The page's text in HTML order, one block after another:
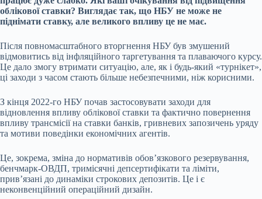
облікової ставки? Виглядає так, що НБУ не може не
піднімати ставку, але великого впливу це не має.
Після повномасштабного вторгнення НБУ був змушений
відмовитись від інфляційного таргетування та плаваючого курсу.
Це дало змогу втримати ситуацію, але, як і будь-який «турнікет»,
ці заходи з часом стають більше небезпечними, ніж корисними.
З кінця 2022-го НБУ почав застосовувати заходи для
відновлення впливу облікової ставки та фактично повернення
впливу трансмісії на ставки банків, гривневих запозичень уряду
та мотиви поведінки економічних агентів.
Це, зокрема, зміна до нормативів обов’язкового резервування,
бенчмарк-ОВДП, тримісячні депсертифікати та ліміти,
привʼязані до динаміки строкових депозитів. Це і є
неконвенційний операційний дизайн.